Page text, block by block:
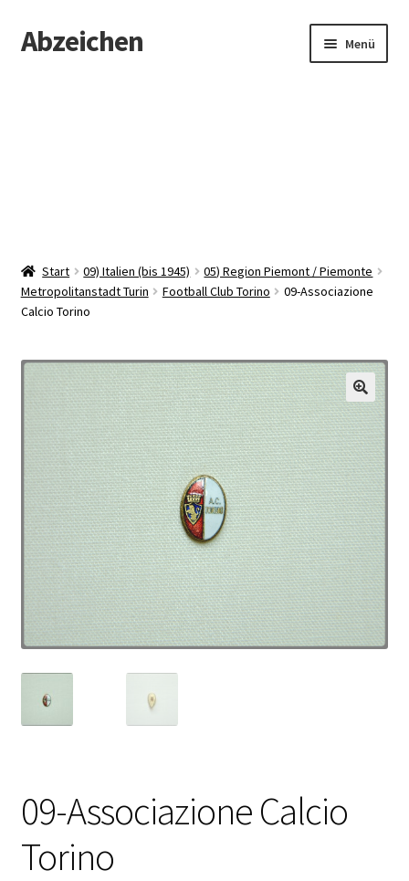
Zur
Navigation
Zum
Inhalt
Abzeichen Menü
Start 09) Italien (bis 1945)
05) Region Piemont / Piemonte
Metropolitanstadt Turin
Football Club Torino
09-Associazione
Calcio Torino
09-Associazione Calcio
Torino